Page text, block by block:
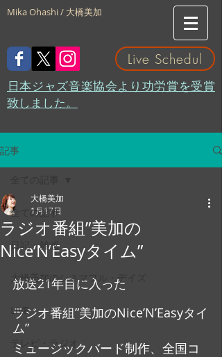
Mika Ohashi / 大橋美加
Live Schedul
​日本ジャズ音楽協会より功労賞を受賞
致しました。
記事
全ての記事
日記・雑感
大橋美加のシネマフル・デイズ
LIVE
テレビ・ラジオ
ラジオ番組”美加の
Nice’N’Easyタイム”
大橋美加
1月17日
放送21年目に入った
ラジオ番組”美加のNice’N’Easyタイ
ム”
ミュージックバード制作、全国コ